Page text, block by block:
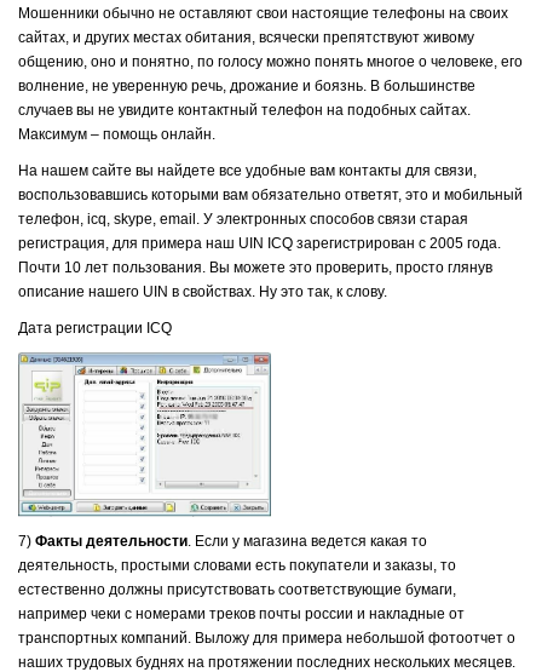
Мошенники обычно не оставляют свои настоящие телефоны на своих
сайтах, и других местах обитания, всячески препятствуют живому
общению, оно и понятно, по голосу можно понять многое о человеке, его
волнение, не уверенную речь, дрожание и боязнь. В большинстве
случаев вы не увидите контактный телефон на подобных сайтах.
Максимум – помощь онлайн.
На нашем сайте вы найдете все удобные вам контакты для связи,
воспользовавшись которыми вам обязательно ответят, это и мобильный
телефон, icq, skype, email. У электронных способов связи старая
регистрация, для примера наш UIN ICQ зарегистрирован с 2005 года.
Почти 10 лет пользования. Вы можете это проверить, просто глянув
описание нашего UIN в свойствах. Ну это так, к слову.
Дата регистрации ICQ
7) Факты деятельности . Если у магазина ведется какая то
деятельноcть, простыми словами есть покупатели и заказы, то
естественно должны присутствовать соответствующие бумаги,
например чеки с номерами треков почты россии и накладные от
транспортных компаний. Выложу для примера небольшой фотоотчет о
наших трудовых буднях на протяжении последних нескольких месяцев.